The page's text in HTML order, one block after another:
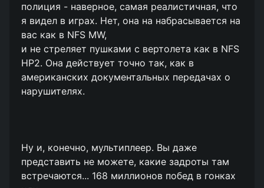
полиция - наверное, самая реалистичная, что
я видел в играх. Нет, она на набрасывается на
вас как в NFS MW,
и не стреляет пушками с вертолета как в NFS
HP2. Она действует точно так, как в
американских документальных передачах о
нарушителях.
Ну и, конечно, мультиплеер. Вы даже
представить не можете, какие задроты там
встречаются... 168 миллионов побед в гонках